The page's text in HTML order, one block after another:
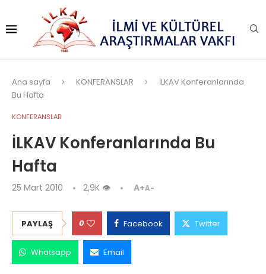
Ana sayfa KONFERANSLAR
İLKAV Konferanlarında
Bu Hafta
KONFERANSLAR
İLKAV Konferanlarında Bu
Hafta
25 Mart 2010 2,9K 👁 A+A-
PAYLAŞ 0 Facebook Twitter
Whatsapp Email